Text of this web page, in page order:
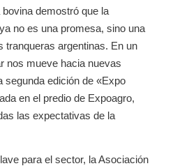
demostró que la
no es una promesa, sino una
tranqueras argentinas. En un
nos mueve hacia nuevas
segunda edición de «Expo
en el predio de Expoagro,
las expectativas de la
para el sector, la Asociación